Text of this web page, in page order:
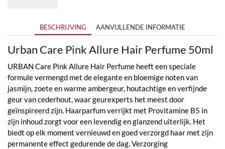
BESCHRIJVING AANVULLENDE INFORMATIE
Urban Care Pink Allure Hair Perfume 50ml
URBAN Care Pink Allure Hair Perfume heeft een speciale
formule vermengd met de elegante en bloemige noten van
jasmijn, zoete en warme ambergeur, houtachtige en verfijnde
geur van cederhout, waar geurexperts het meest door
geïnspireerd zijn. Haarparfum verrijkt met Provitamine B5 in
zijn inhoud zorgt voor een levendig en glanzend uiterlijk. Het
biedt op elk moment vernieuwd en goed verzorgd haar met zijn
permanente effect gedurende de dag. Verzorging